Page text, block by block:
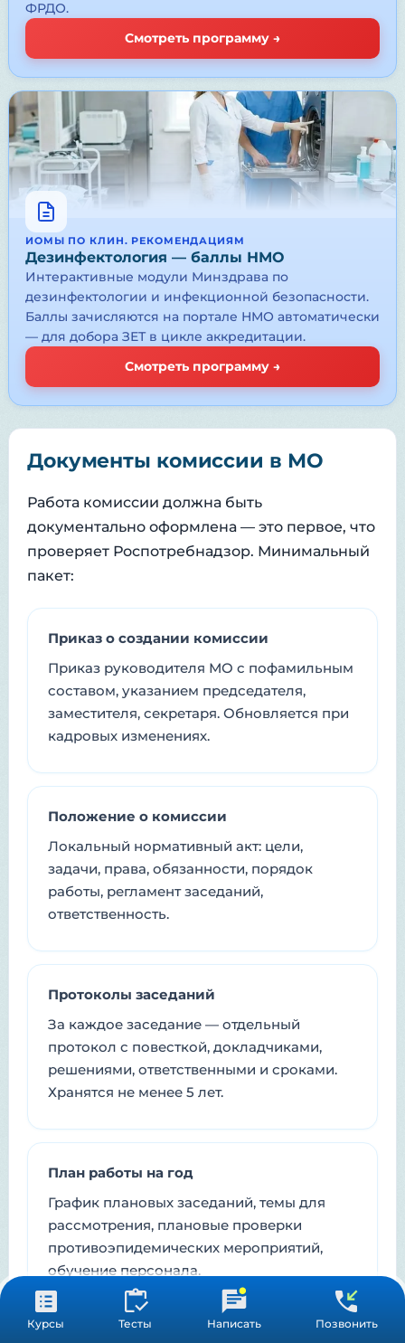
Курсы Тесты Написать Позвонить
ФРДО.
Смотреть программу →
ИОМЫ ПО КЛИН. РЕКОМЕНДАЦИЯМ
Дезинфектология — баллы НМО
Интерактивные модули Минздрава по
дезинфектологии и инфекционной безопасности.
Баллы зачисляются на портале НМО автоматически
— для добора ЗЕТ в цикле аккредитации.
Смотреть программу →
Документы комиссии в МО
Работа комиссии должна быть
документально оформлена — это первое, что
проверяет Роспотребнадзор. Минимальный
пакет:
Приказ о создании комиссии
Приказ руководителя МО с пофамильным
составом, указанием председателя,
заместителя, секретаря. Обновляется при
кадровых изменениях.
Положение о комиссии
Локальный нормативный акт: цели,
задачи, права, обязанности, порядок
работы, регламент заседаний,
ответственность.
Протоколы заседаний
За каждое заседание — отдельный
протокол с повесткой, докладчиками,
решениями, ответственными и сроками.
Хранятся не менее 5 лет.
План работы на год
График плановых заседаний, темы для
рассмотрения, плановые проверки
противоэпидемических мероприятий,
обучение персонала.